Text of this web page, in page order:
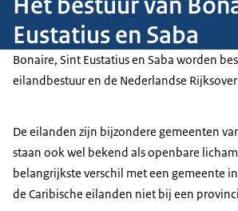
Eustatius en Saba
Bonaire, Sint Eustatius en Saba worden
eilandbestuur en de Nederlandse
De eilanden zijn bijzondere gemeenten
staan ook wel bekend als openbare
belangrijkste verschil met een gemeente
de Caribische eilanden niet bij een